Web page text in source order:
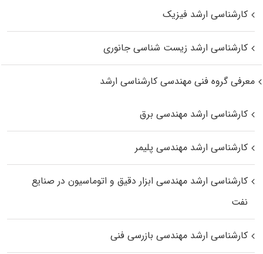
کارشناسی ارشد فیزیک
کارشناسی ارشد زیست‌ شناسی جانوری
معرفی گروه فنی مهندسی کارشناسی ارشد
کارشناسی ارشد مهندسی برق
کارشناسی ارشد مهندسی پلیمر
کارشناسی ارشد مهندسی ابزار دقیق و اتوماسیون در صنایع
نفت
کارشناسی ارشد مهندسی بازرسی فنی